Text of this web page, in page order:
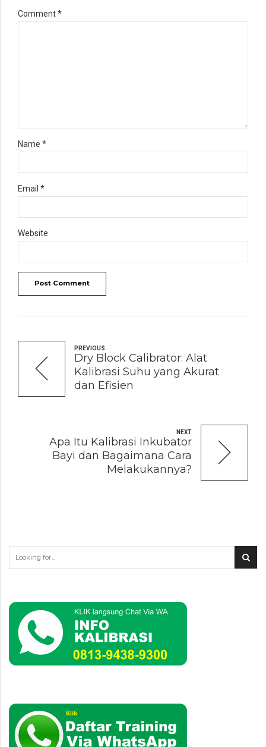
Comment*
Name *
Email *
Website
Post Comment
PREVIOUS
Dry Block Calibrator: Alat
Kalibrasi Suhu yang Akurat
dan Efisien
NEXT
Apa Itu Kalibrasi Inkubator
Bayi dan Bagaimana Cara
Melakukannya?